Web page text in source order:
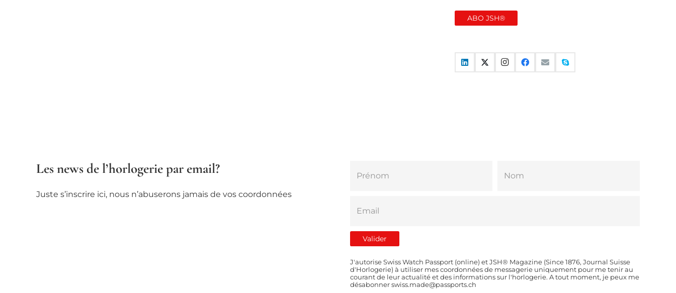
ABO JSH®
Les news de l’horlogerie par email?
Juste s’inscrire ici, nous n’abuserons jamais de vos coordonnées
J'autorise Swiss Watch Passport (online) et JSH® Magazine (Since 1876, Journal Suisse
d'Horlogerie) à utiliser mes coordonnées de messagerie uniquement pour me tenir au
courant de leur actualité et des informations sur l'horlogerie. A tout moment, je peux me
désabonner swiss.made@passports.ch